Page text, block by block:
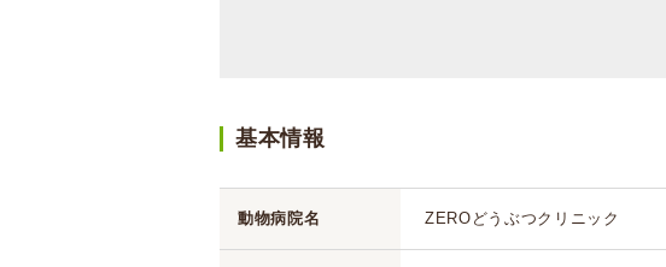
基本情報
動物病院名 ZEROどうぶつクリニック